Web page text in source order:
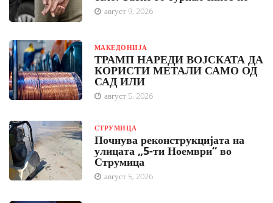
август 9, 2026
МАКЕДОНИЈА
ТРАМП НАРЕДИ ВОЈСКАТА ДА
КОРИСТИ МЕТАЛИ САМО ОД
САД ИЛИ
август 5, 2026
СТРУМИЦА
Почнува реконструкцијата на
улицата „5-ти Ноември“ во
Струмица
август 5, 2026